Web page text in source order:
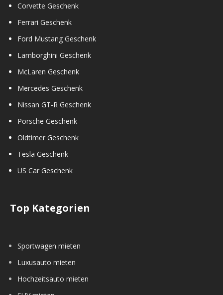
Corvette Geschenk
Ferrari Geschenk
Ford Mustang Geschenk
Lamborghini Geschenk
McLaren Geschenk
Mercedes Geschenk
Nissan GT-R Geschenk
Porsche Geschenk
Oldtimer Geschenk
Tesla Geschenk
US Car Geschenk
Top Kategorien
Sportwagen mieten
Luxusauto mieten
Hochzeitsauto mieten